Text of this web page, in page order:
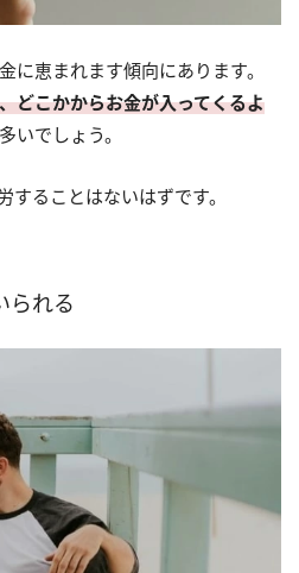
に恵まれます傾向にあります。
どこかからお金が入ってくるよ
いでしょう。
することはないはずです。
られる